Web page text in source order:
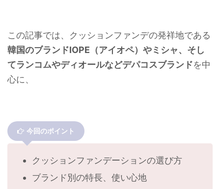
この記事では、クッションファンデの発祥地である
韓国のブランドIOPE（アイオペ）やミシャ、そし
てランコムやディオールなどデパコスブランドを中
心に、
今回のポイント
クッションファンデーションの選び方
ブランド別の特長、使い心地